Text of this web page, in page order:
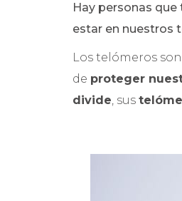
Hay personas
estar en nuestros
Los telómeros
de proteger
divide, sus